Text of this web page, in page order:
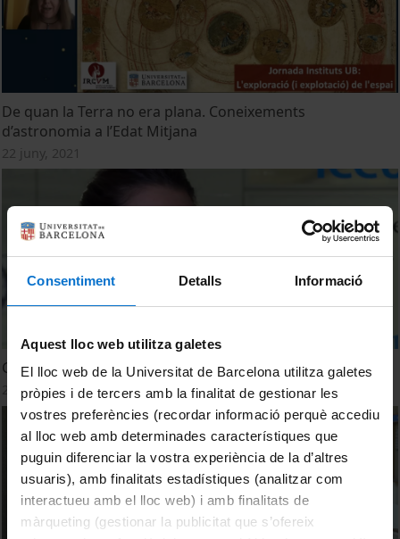
Consentiment Detalls Informació
Aquest lloc web utilitza galetes
El lloc web de la Universitat de Barcelona utilitza galetes
pròpies i de tercers amb la finalitat de gestionar les
vostres preferències (recordar informació perquè accediu
al lloc web amb determinades característiques que
puguin diferenciar la vostra experiència de la d’altres
usuaris), amb finalitats estadístiques (analitzar com
interactueu amb el lloc web) i amb finalitats de
màrqueting (gestionar la publicitat que s’ofereix
De quan la Terra no era plana. Coneixements
d’astronomia a l’Edat Mitjana
22 juny, 2021
Gaia detecta una sacsejada de la Via Làctia
28 novembre, 2018